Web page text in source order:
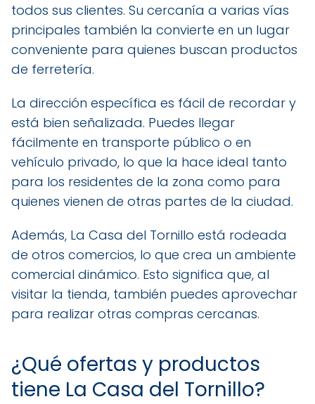
todos sus clientes. Su cercanía a varias vías
principales también la convierte en un lugar
conveniente para quienes buscan productos
de ferretería.
La dirección específica es fácil de recordar y
está bien señalizada. Puedes llegar
fácilmente en transporte público o en
vehículo privado, lo que la hace ideal tanto
para los residentes de la zona como para
quienes vienen de otras partes de la ciudad.
Además, La Casa del Tornillo está rodeada
de otros comercios, lo que crea un ambiente
comercial dinámico. Esto significa que, al
visitar la tienda, también puedes aprovechar
para realizar otras compras cercanas.
¿Qué ofertas y productos
tiene La Casa del Tornillo?